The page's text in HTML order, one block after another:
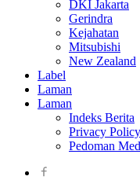
DKI Jakarta
Gerindra
Kejahatan
Mitsubishi
New Zealand
Label
Laman
Laman
Indeks Berita
Privacy Policy
Pedoman